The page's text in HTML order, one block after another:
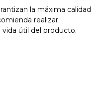
la máxima calidad
realizar
útil del producto.